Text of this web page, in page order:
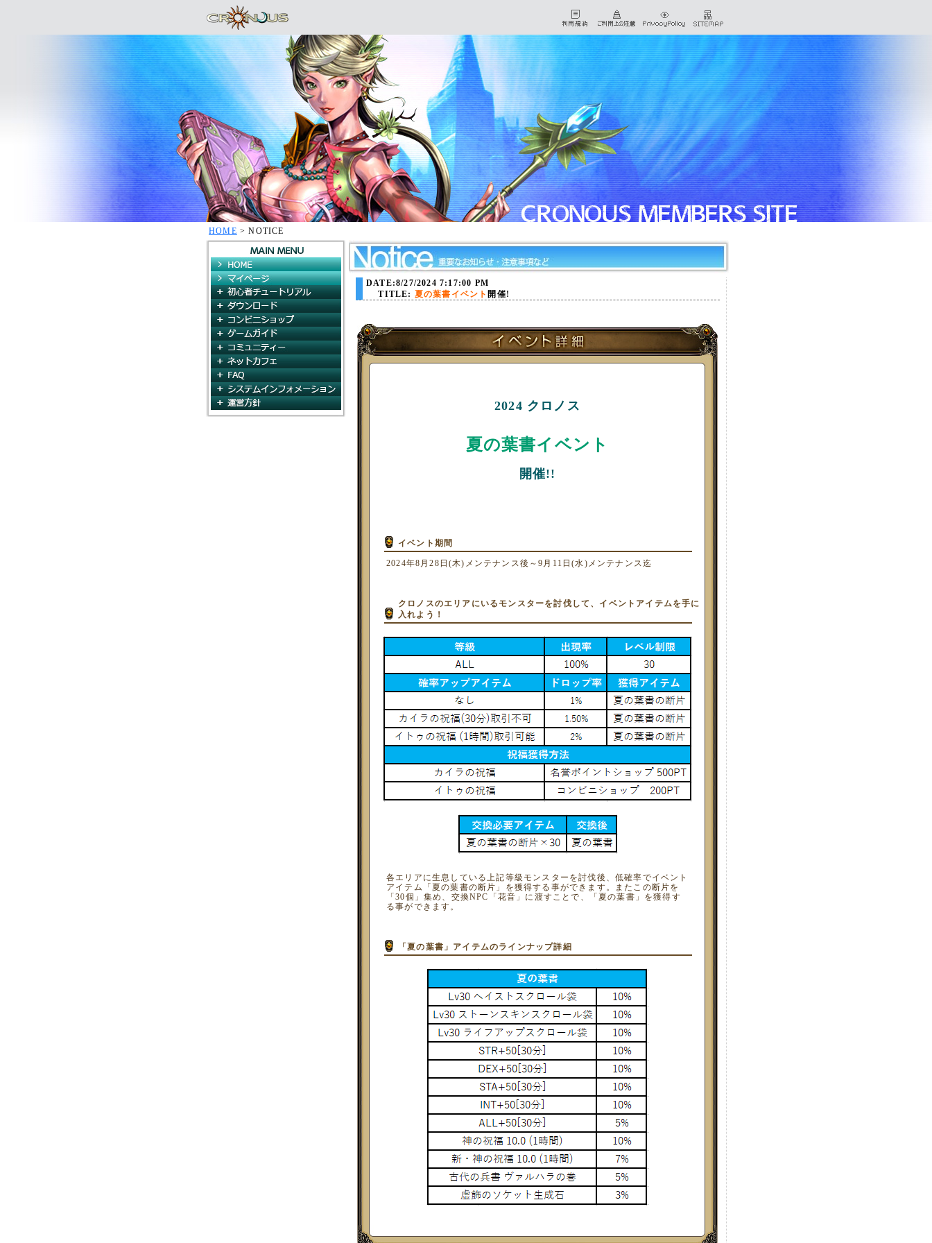
HOME > NOTICE
HOME
マイページ
初心者チュートリアル
ゲームガイド
コミュニティ
ネットカフェ
FAQ
DATE:8/27/2024 7:17:00 PM
TITLE: 夏の葉書イベント 開催!
2024 クロノス
夏の葉書イベント
開催!!
イベント期間
2024年8月28日(木)メンテナンス後～9月11日(水)メンテナンス迄
クロノスのエリアにいるモンスターを討伐して、イベントアイテムを手に
入れよう！
各エリアに生息している上記等級モンスターを討伐後、低確率でイベント
アイテム「夏の葉書の断片」を獲得する事ができます。またこの断片を
「30個」集め、交換NPC「花音」に渡すことで、「夏の葉書」を獲得す
る事ができます。
「夏の葉書」アイテムのラインナップ詳細